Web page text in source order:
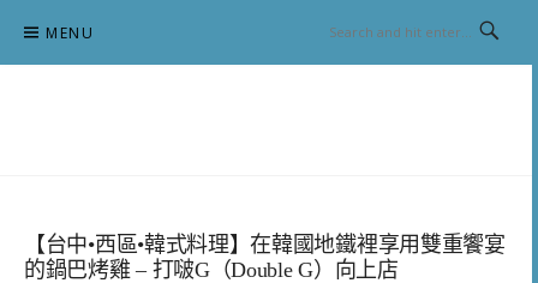
content
MENU
【台中•西區•韓式料理】在韓國地鐵裡享用雙重饗宴
的鍋巴烤雞 – 打啵G（Double G）向上店